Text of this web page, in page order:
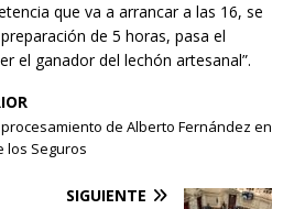
que va a arrancar a las 16, se
de 5 horas, pasa el
el ganador del lechón artesanal”.
de Alberto Fernández en
los Seguros
SIGUIENTE